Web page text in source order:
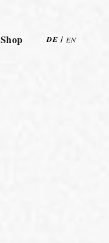
Shop DE / EN